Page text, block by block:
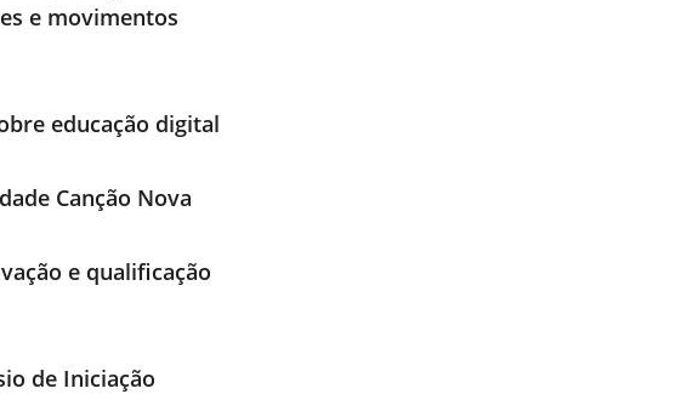
e movimentos
educação digital
Canção Nova
e qualificação
de Iniciação